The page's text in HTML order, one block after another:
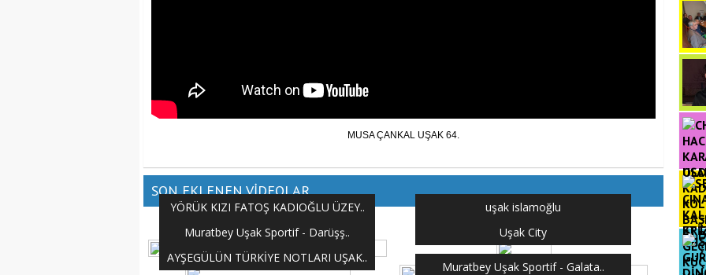
MUSA ÇANKAL UŞAK 64.
SON EKLENEN VİDEOLAR
YÖRÜK KIZI FATOŞ KADIOĞLU ÜZEY..
uşak islamoğlu
Muratbey Uşak Sportif - Darüşş..
Uşak City
AYŞEGÜLÜN TÜRKİYE NOTLARI UŞAK..
Muratbey Uşak Sportif - Galata..